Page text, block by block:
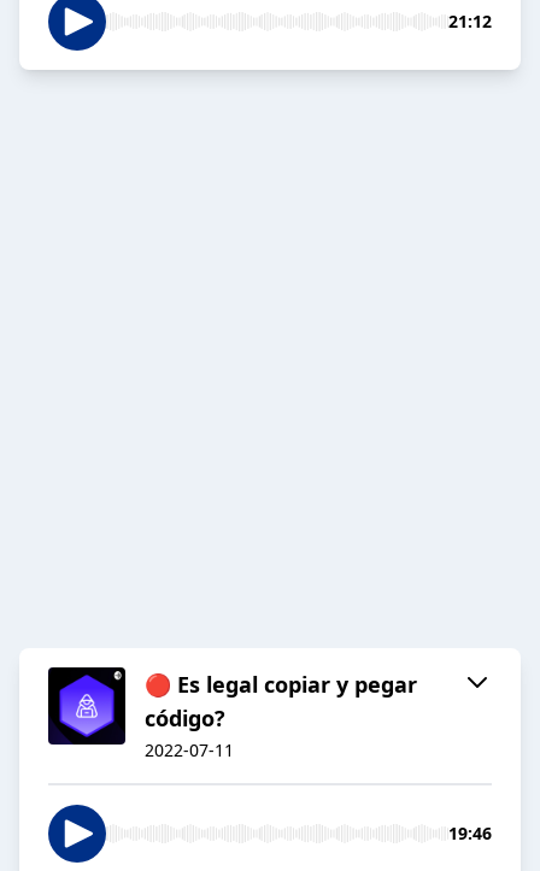
21:12
🔴 Es legal copiar y pegar
código?
2022-07-11
19:46